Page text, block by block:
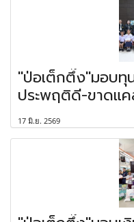
"ป่อเต็กตึ๊ง"มอบทุ
ประพฤติดี-ขาดแ
17 มิ.ย. 2569